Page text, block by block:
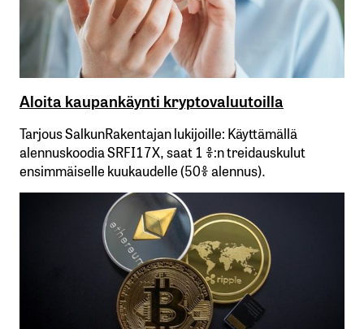
Aloita kaupankäynti kryptovaluutoilla
Tarjous SalkunRakentajan lukijoille: Käyttämällä​ ​
alennuskoodia​ ​SRFI17X,​ ​saat​ ​1 %:n treidauskulut​ ​
ensimmäiselle​ ​kuukaudelle​ ​(50%​ ​alennus).